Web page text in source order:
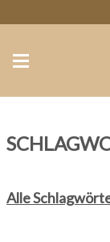
Alle